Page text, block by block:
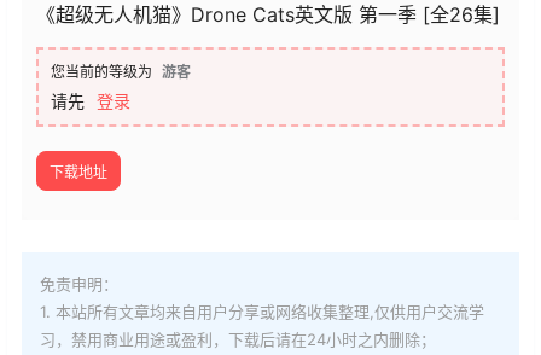
《超级无人机猫》Drone Cats英文版 第一季 [全26集]
您当前的等级为 游客
请先 登录
下载地址
免责申明：
1. 本站所有文章均来自用户分享或网络收集整理,仅供用户交流学
习，禁用商业用途或盈利，下载后请在24小时之内删除；